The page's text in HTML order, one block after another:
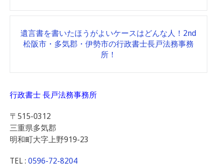
遺言書を書いたほうがよいケースはどんな人！2nd
松阪市・多気郡・伊勢市の行政書士長戸法務事務
所！
行政書士 長戸法務事務所
〒515-0312
三重県多気郡
明和町大字上野919-23
TEL : 0596-72-8204